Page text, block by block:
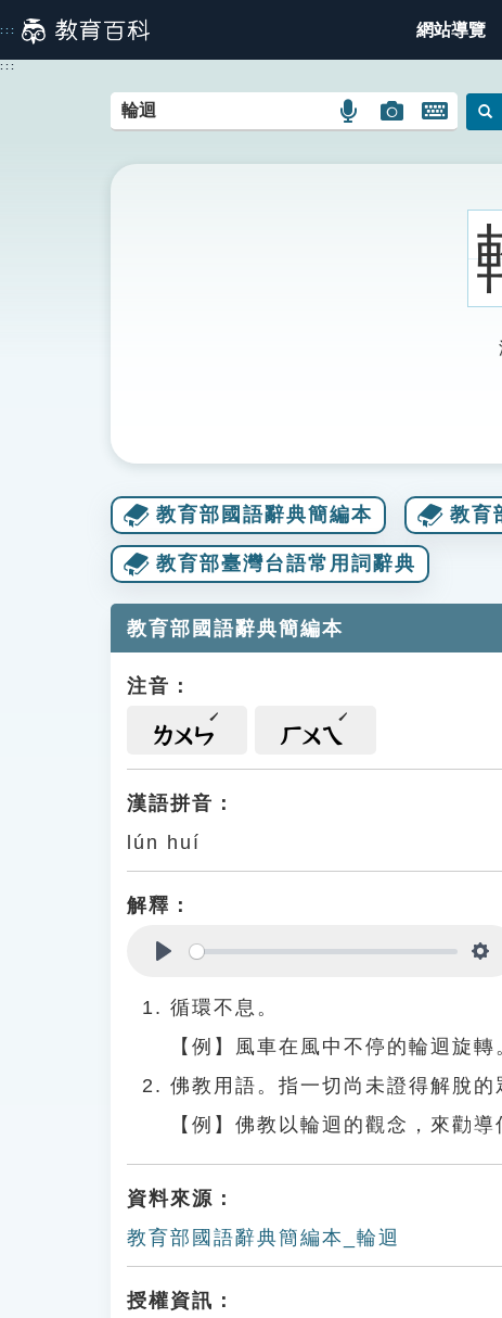
到
主
::: 網站導覽
:::
語
搜
圖
搜
開
鍵
教育部國語辭典簡編本 教育
教育部臺灣台語常用詞辭典
教育部國語辭典簡編本
注音：
ㄌㄨㄣ ㄏㄨㄟ
漢語拼音：
lún huí
解釋：
循環不息。
【例】風車在風中不停的輪迴旋轉
佛教用語。指一切尚未證得解脫
【例】佛教以輪迴的觀念，來勸導
資料來源：
教育部國語辭典簡編本_輪迴
授權資訊：